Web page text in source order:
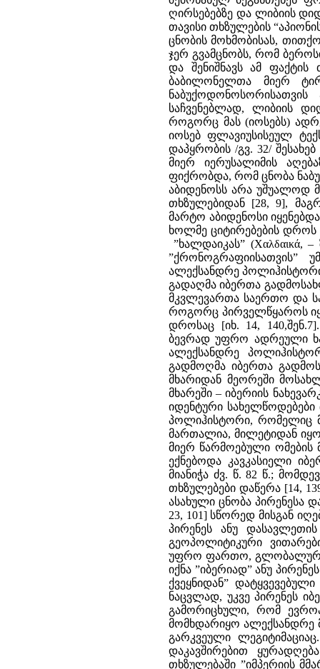
ღირსებებზე და ლიბიის
თავისი თხზულების
ცნობის მოხმობისას,
ჯერ გვამცნობს, რომ
და შენიშნავს ამ
ბაბილონელთა მიერ
საჩვენებლად, ლიბიის
როგორც მას (იოსებს)
იოსებ ფლავიუსისეულ
დაპყრობის /გვ. 32/
მიერ იერუსალიმის
ფიქრობდა, რომ ცნობა
აბიდენოსს არა უშუალოდ
თხზულებიდან [28, 9],
მარტო აბიდენოსი
ხოლმე ციტირებების დროს
”ხალდაიკას” (Χαλδαικά,
”ქრონოგრაფიისათვის”
ალექსანდრე
გადაღმა იბერთა
მკვლევართა საერთო და
როგორც პირველწყაროს
დროსაც [იხ. 14,
ბევრად უფრო ადრეული
ალექსანდრე
გადმოღმა იბერთა
მხარიდან მეორეში
მხარეში – იბერიის
იდენტური სახელწოდებები
პოლიჰისტორი, რომელიც
მართალია, მილეტიდან
მიერ წარმოებული ომების
ექნებოდა კავკასიელი
მიანიჭა ძვ. წ. 82 წ.;
თხზულებები დაწერა [14,
ასახული ცნობა პირენესა
23, 101] სწორედ მისგან
პირენეს ანუ
გეოპოლიტიკური
უფრო ფართო, გლობალური
იქნა ”იბერიად” ანუ
ქვეყნიდან”
ნაცვლად, უკვე პირენეს
გამორიცხული, რომ
მომხდარიყო ალექსანდრე
გარკვეული
დაკავშირებით
თხზულებაში ”იმპერიის